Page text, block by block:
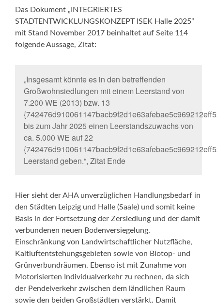
Das Dokument „INTEGRIERTES
STADTENTWICKLUNGSKONZEPT ISEK Halle 2025“
mit Stand November 2017 beinhaltet auf Seite 114
folgende Aussage, Zitat:
„Insgesamt könnte es in den betreffenden
Großwohnsiedlungen mit einem Leerstand von
7.200 WE (2013) bzw. 13
bis zum Jahr 2025 einen Leerstandszuwachs von
ca. 5.000 WE auf 22
Leerstand geben.“, Zitat Ende
Hier sieht der AHA unverzüglichen Handlungsbedarf in
den Städten Leipzig und Halle (Saale) und somit keine
Basis in der Fortsetzung der Zersiedlung und der damit
verbundenen neuen Bodenversiegelung,
Einschränkung von Landwirtschaftlicher Nutzfläche,
Kaltluftentstehungsgebieten sowie von Biotop- und
Grünverbundräumen. Ebenso ist mit Zunahme von
Motorisierten Individualverkehr zu rechnen, da sich
der Pendelverkehr zwischen dem ländlichen Raum
sowie den beiden Großstädten verstärkt. Damit